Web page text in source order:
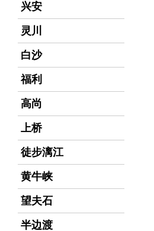
兴安
灵川
白沙
福利
高尚
上桥
徒步漓江
黄牛峡
望夫石
半边渡